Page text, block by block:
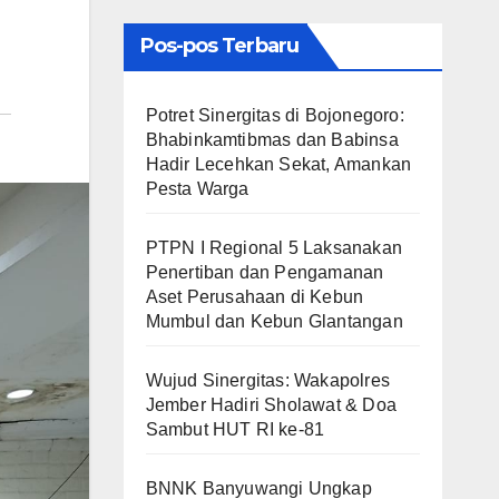
Pos-pos Terbaru
​Potret Sinergitas di Bojonegoro:
Bhabinkamtibmas dan Babinsa
Hadir Lecehkan Sekat, Amankan
Pesta Warga
PTPN I Regional 5 Laksanakan
Penertiban dan Pengamanan
Aset Perusahaan di Kebun
Mumbul dan Kebun Glantangan
Wujud Sinergitas: Wakapolres
Jember Hadiri Sholawat & Doa
Sambut HUT RI ke-81
BNNK Banyuwangi Ungkap